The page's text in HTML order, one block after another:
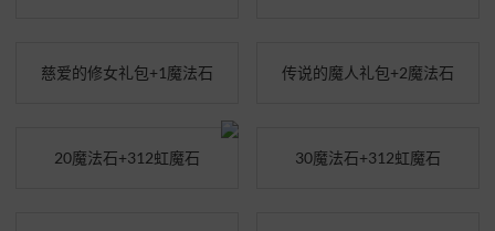
慈爱的修女礼包+1魔法石 传说的魔人礼包+2魔法石
20魔法石+312虹魔石 30魔法石+312虹魔石